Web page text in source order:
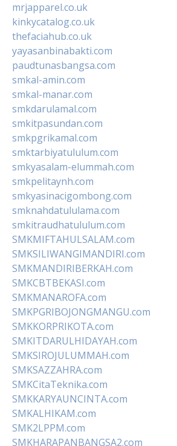
mrjapparel.co.uk
kinkycatalog.co.uk
thefaciahub.co.uk
yayasanbinabakti.com
paudtunasbangsa.com
smkal-amin.com
smkal-manar.com
smkdarulamal.com
smkitpasundan.com
smkpgrikamal.com
smktarbiyatululum.com
smkyasalam-elummah.com
smkpelitaynh.com
smkyasinacigombong.com
smknahdatululama.com
smkitraudhatululum.com
SMKMIFTAHULSALAM.com
SMKSILIWANGIMANDIRI.com
SMKMANDIRIBERKAH.com
SMKCBTBEKASI.com
SMKMANAROFA.com
SMKPGRIBOJONGMANGU.com
SMKKORPRIKOTA.com
SMKITDARULHIDAYAH.com
SMKSIROJULUMMAH.com
SMKSAZZAHRA.com
SMKCitaTeknika.com
SMKKARYAUNCINTA.com
SMKALHIKAM.com
SMK2LPPM.com
SMKHARAPANBANGSA2.com